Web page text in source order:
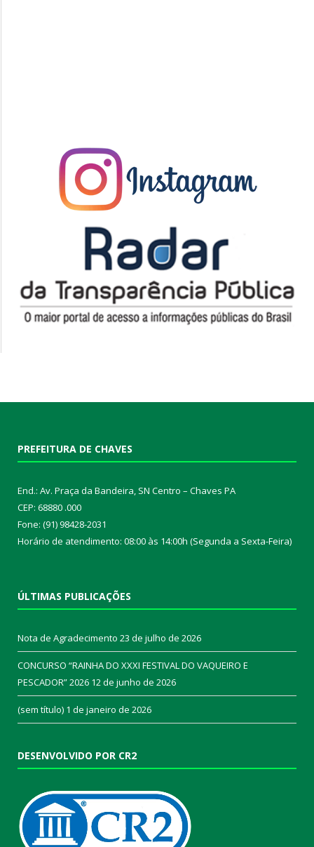
PREFEITURA DE CHAVES
End.: Av. Praça da Bandeira, SN Centro – Chaves PA
CEP: 68880 .000
Fone: (91) 98428-2031
Horário de atendimento: 08:00 às 14:00h (Segunda a Sexta-Feira)
ÚLTIMAS PUBLICAÇÕES
Nota de Agradecimento 23 de julho de 2026
CONCURSO “RAINHA DO XXXI FESTIVAL DO VAQUEIRO E
PESCADOR” 2026 12 de junho de 2026
(sem título) 1 de janeiro de 2026
DESENVOLVIDO POR CR2